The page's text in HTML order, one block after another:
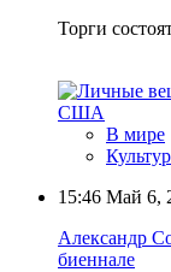
Торги
В мире
15:46 Май 6,
Александр
биеннале